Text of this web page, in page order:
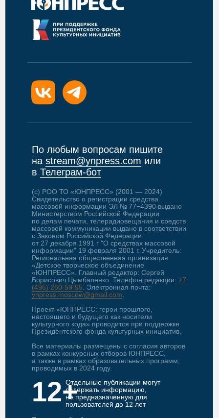
Отдельные публикации могут
содержать информацию,
не предназначенную для
пользователей до 12 лет
12+
Все материалы размещены с согласия авторов
в рамках конкурсных отборов ЮНПРЕСС,
а также в рамках образовательных программ,
проводимых в 2024 году.
По любым вопросам пишите
на stream@ynpress.com или
в Телеграм-бот
(c) РОО ТО «ЮНПРЕСС» (2001 — 2024)
Свидетельство о регистрации средства
массовой информации ЭЛ № 77−4390 выдано
Министерством Российской Федерации
по делам печати, телерадиовещания и средств
массовой коммуникации выдано в соответствии
с Законом Российской Федерации
от 27 декабря 1991 г "О средствах массовой
информации" 19 февраля 2001 г. Учредитель:
Региональная общественная организация
«Детское творческое объединение
«ЮНПРЕСС». Главный редактор: Сергей
Борисович Цымбаленко. Телефон редакции: +7
(495) 260-59-95 . Электронная почта:
ynpress.moscow@gmail.com
Проект «ЮНПРЕСС: герои прошлого,
настоящего и будущего как носители
культурного кода» проводится при поддержке
Президентского фонда культурных инициатив.